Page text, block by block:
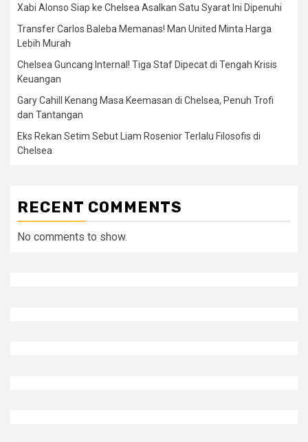
Xabi Alonso Siap ke Chelsea Asalkan Satu Syarat Ini Dipenuhi
Transfer Carlos Baleba Memanas! Man United Minta Harga
Lebih Murah
Chelsea Guncang Internal! Tiga Staf Dipecat di Tengah Krisis
Keuangan
Gary Cahill Kenang Masa Keemasan di Chelsea, Penuh Trofi
dan Tantangan
Eks Rekan Setim Sebut Liam Rosenior Terlalu Filosofis di
Chelsea
RECENT COMMENTS
No comments to show.